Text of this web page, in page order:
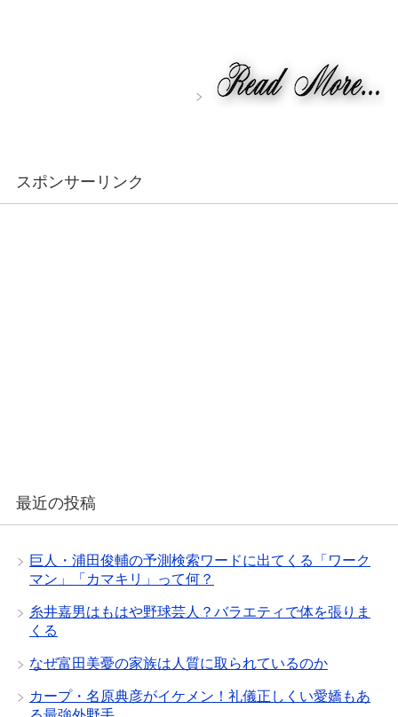
スポンサーリンク
最近の投稿
巨人・浦田俊輔の予測検索ワードに出てくる「ワーク
マン」「カマキリ」って何？
糸井嘉男はもはや野球芸人？バラエティで体を張りま
くる
なぜ富田美憂の家族は人質に取られているのか
カープ・名原典彦がイケメン！礼儀正しくい愛嬌もあ